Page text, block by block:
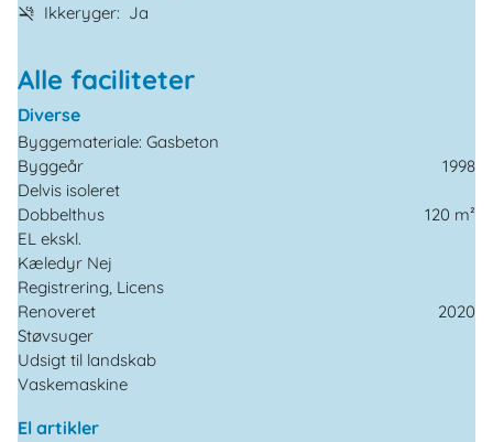
Ikkeryger
Ja
Alle faciliteter
Diverse
Byggemateriale: Gasbeton
Byggeår
1998
Delvis isoleret
Dobbelthus
120 m²
EL ekskl.
Kæledyr Nej
Registrering, Licens
Renoveret
2020
Støvsuger
Udsigt til landskab
Vaskemaskine
El artikler